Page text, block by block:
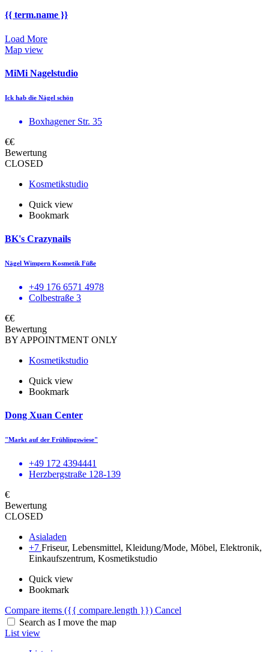
{{ term.name }}
Load More
Map view
MiMi Nagelstudio
Ick hab die Nägel schön
Boxhagener Str. 35
€€
Bewertung
CLOSED
Kosmetikstudio
Quick view
Bookmark
BK's Crazynails
Nägel Wimpern Kosmetik Füße
+49 176 6571 4978
Colbestraße 3
€€
Bewertung
BY APPOINTMENT ONLY
Kosmetikstudio
Quick view
Bookmark
Dong Xuan Center
"Markt auf der Frühlingswiese"
+49 172 4394441
Herzbergstraße 128-139
€
Bewertung
CLOSED
Asialaden
+7 Friseur, Lebensmittel, Kleidung/Mode, Möbel, Elektronik,
Einkaufszentrum, Kosmetikstudio
Quick view
Bookmark
Compare items ({{ compare.length }}) Cancel
Search as I move the map
List view